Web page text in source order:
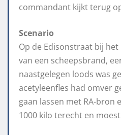
commandant kijkt terug
Scenario
Op de Edisonstraat bij
van een scheepsbrand,
naastgelegen loods was
acetyleenfles had omver
gaan lassen met RA-bron
1000 kilo terecht en